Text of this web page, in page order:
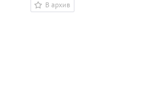
В архив